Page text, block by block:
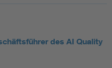
des AI Quality